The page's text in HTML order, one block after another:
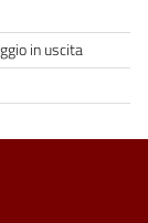
in uscita